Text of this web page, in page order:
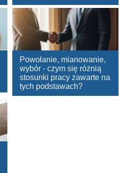
Powołanie, mianowanie,
wybór - czym się różnią
stosunki pracy zawarte na
tych podstawach?